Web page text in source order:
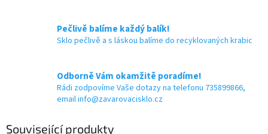
Pečlivě balíme každý balík!
Sklo pečlivě a s láskou balíme do recyklovaných krabic
Odborně Vám okamžitě poradíme!
Rádi zodpovíme Vaše dotazy na telefonu 735899866,
email info@zavarovacisklo.cz
Související produkty